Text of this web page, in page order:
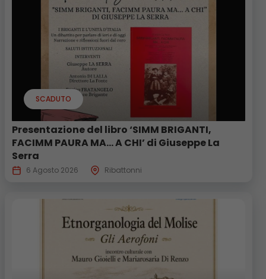
SCADUTO
Presentazione del libro ‘SIMM BRIGANTI,
FACIMM PAURA MA… A CHI’ di Giuseppe La
Serra
6 Agosto 2026 Ribattonni